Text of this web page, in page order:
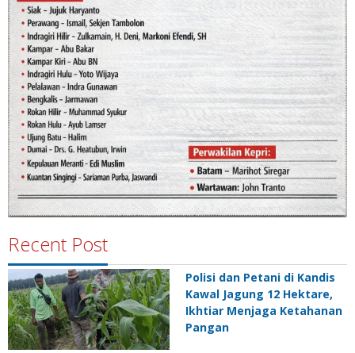
Recent Post
Polisi dan Petani di Kandis
Kawal Jagung 12 Hektare,
Ikhtiar Menjaga Ketahanan
Pangan